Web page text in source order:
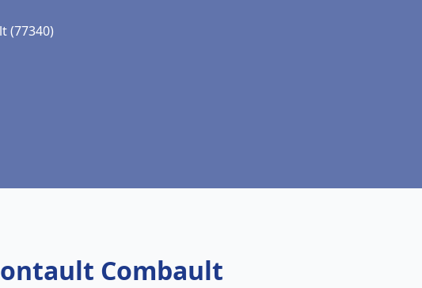
(77340)
Combault